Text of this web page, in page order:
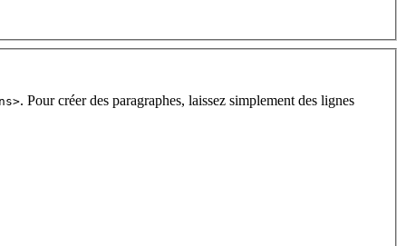
. Pour créer des paragraphes, laissez simplement des lignes